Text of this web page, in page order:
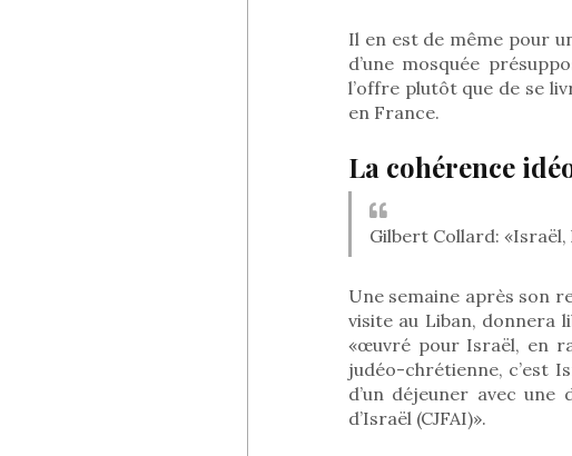
Il en est de même pour
d’une mosquée
l’offre plutôt que de se
en France.
La cohérence
Gilbert Collard:
Une semaine après son
visite au Liban, donnera
«œuvré pour Israël, en
judéo-chrétienne, c’est
d’un déjeuner avec
d’Israël (CJFAI)».